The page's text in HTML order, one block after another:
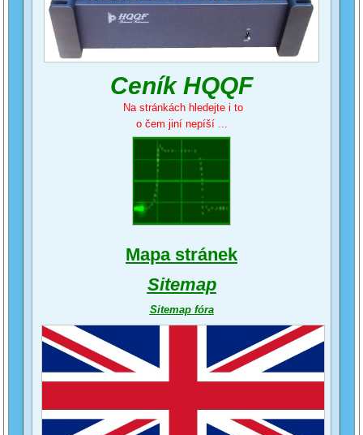
Ceník HQQF
Na stránkách hledejte i to
o čem jiní nepíší ...
Mapa stránek
Sitemap
Sitemap fóra